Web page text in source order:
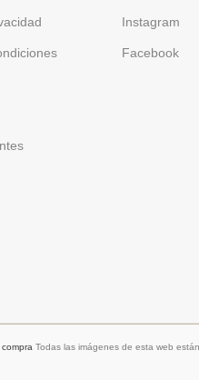
Instagram
Facebook
Todas las imágenes de esta web